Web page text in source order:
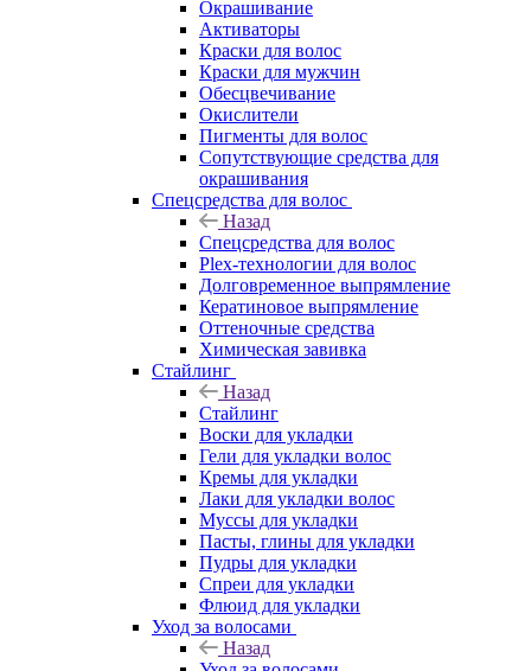
Окрашивание
Активаторы
Краски для волос
Краски для мужчин
Обесцвечивание
Окислители
Пигменты для волос
Сопутствующие средства для
окрашивания
Спецсредства для волос
Назад
Спецсредства для волос
Plex-технологии для волос
Долговременное выпрямление
Кератиновое выпрямление
Оттеночные средства
Химическая завивка
Стайлинг
Назад
Стайлинг
Воски для укладки
Гели для укладки волос
Кремы для укладки
Лаки для укладки волос
Муссы для укладки
Пасты, глины для укладки
Пудры для укладки
Спреи для укладки
Флюид для укладки
Уход за волосами
Назад